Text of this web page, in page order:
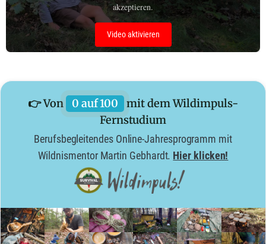
akzeptieren.
Video aktivieren
👉 Von 0 auf 100
mit dem Wildimpuls-
Fernstudium
Berufsbegleitendes Online-Jahresprogramm mit
Wildnismentor Martin Gebhardt. Hier klicken!